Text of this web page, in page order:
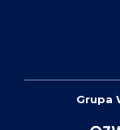
Grupa